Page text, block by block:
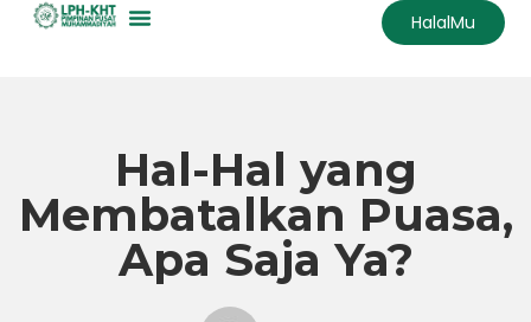
HalalMu
Hal-Hal yang
Membatalkan Puasa,
Apa Saja Ya?